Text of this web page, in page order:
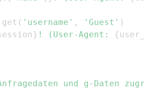
get ( 'username' , 'Guest' )
} ! (User-Agent: {
und g-Daten